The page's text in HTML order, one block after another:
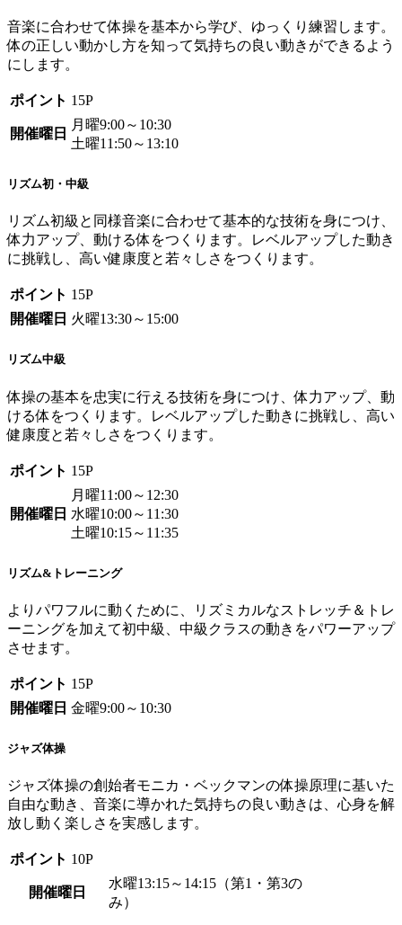
音楽に合わせて体操を基本から学び、ゆっくり練習します。
体の正しい動かし方を知って気持ちの良い動きができるよう
にします。
ポイント 15P
開催曜日
月曜9:00～10:30
土曜11:50～13:10
リズム初・中級
リズム初級と同様音楽に合わせて基本的な技術を身につけ、
体力アップ、動ける体をつくります。レベルアップした動き
に挑戦し、高い健康度と若々しさをつくります。
ポイント 15P
開催曜日 火曜13:30～15:00
リズム中級
体操の基本を忠実に行える技術を身につけ、体力アップ、動
ける体をつくります。レベルアップした動きに挑戦し、高い
健康度と若々しさをつくります。
ポイント 15P
開催曜日
月曜11:00～12:30
水曜10:00～11:30
土曜10:15～11:35
リズム&トレーニング
よりパワフルに動くために、リズミカルなストレッチ＆トレ
ーニングを加えて初中級、中級クラスの動きをパワーアップ
させます。
ポイント 15P
開催曜日 金曜9:00～10:30
ジャズ体操
ジャズ体操の創始者モニカ・ベックマンの体操原理に基いた
自由な動き、音楽に導かれた気持ちの良い動きは、心身を解
放し動く楽しさを実感します。
ポイント 10P
開催曜日
水曜13:15～14:15（第1・第3の
み）